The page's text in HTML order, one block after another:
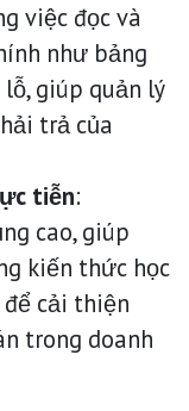
việc đọc và
như bảng
giúp quản lý
trả của
tiễn:
cao, giúp
kiến thức học
cải thiện
trong doanh